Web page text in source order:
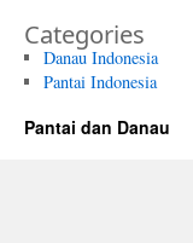
Categories
Danau Indonesia
Pantai Indonesia
Pantai dan Danau